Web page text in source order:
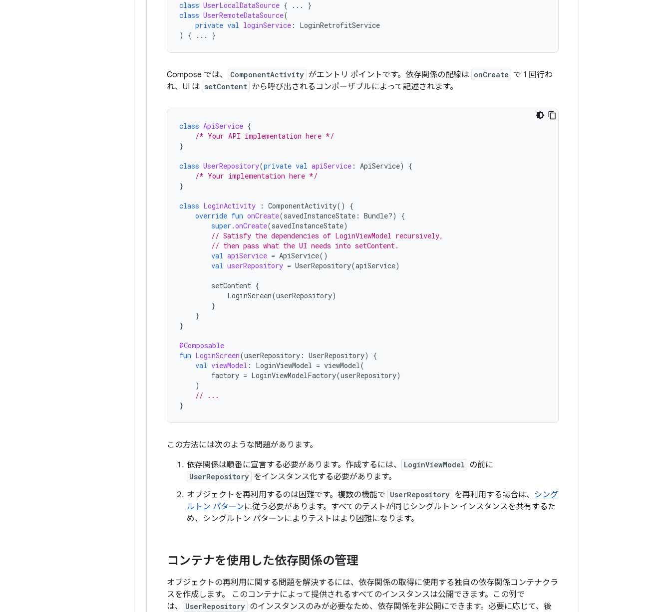
class UserLocalDataSource { ...
}
class UserRemoteDataSource(
private val loginService :
LoginRetrofitService
)
{ ... }
Compose では、 ComponentActivity がエントリ ポイントです。依存関係の配線は onCreate で 1 回行わ
れ、UI は setContent から呼び出されるコンポーザブルによって記述されます。
class ApiService {
/* Your API implementation here */
}
class UserRepository(private val apiService : ApiService)
{
/* Your implementation here */
}
class LoginActivity : ComponentActivity()
{
override fun onCreate(savedInstanceState : Bundle?)
{
super .onCreate(savedInstanceState)
// Satisfy the dependencies of LoginViewModel recursively,
// then pass what the UI needs into setContent.
val apiService = ApiService()
val userRepository = UserRepository(apiService)
setContent {
LoginScreen(userRepository)
}
}
}
@Composable
fun LoginScreen(userRepository : UserRepository)
{
val viewModel : LoginViewModel = viewModel(
factory = LoginViewModelFactory(userRepository)
)
// ...
}
この方法には次のような問題があります。
依存関係は順番に宣言する必要があります。作成するには、
LoginViewModel の前に
UserRepository をインスタンス化する必要があります。
オブジェクトを再利用するのは困難です。複数の機能で UserRepository を再利用する場合は、 シング
ルトン パターンに従う必要があります。すべてのテストが同じシングルトン インスタンスを共有するた
め、シングルトン パターンによりテストはより困難になります。
コンテナを使用した依存関係の管理
オブジェクトの再利用に関する問題を解決するには、依存関係の取得に使用する独自の依存関係コンテナクラ
スを作成します。
このコンテナによって提供されるすべてのインスタンスは公開できます。この例で
は、
UserRepository のインスタンスのみが必要なため、依存関係を非公開にできます。必要に応じて、後